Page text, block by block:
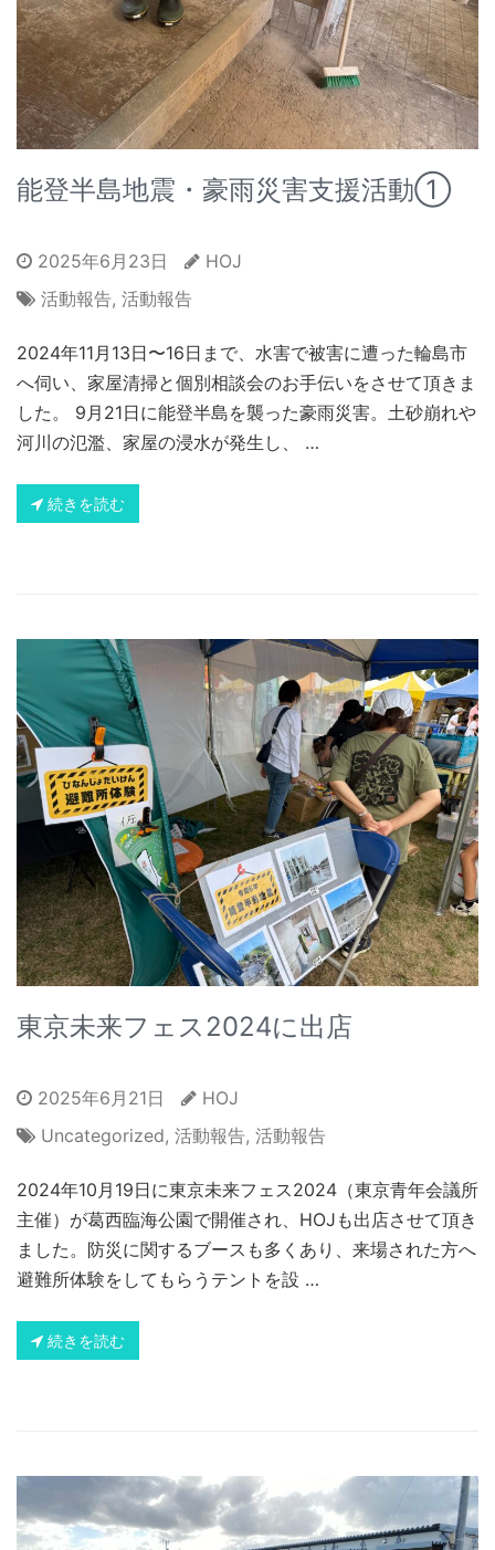
能登半島地震・豪雨災害支援活動①
2025年6月23日
HOJ
活動報告, 活動報告
2024年11月13日〜16日まで、水害で被害に遭った輪島市
へ伺い、家屋清掃と個別相談会のお手伝いをさせて頂きま
した。 9月21日に能登半島を襲った豪雨災害。土砂崩れや
河川の氾濫、家屋の浸水が発生し、 …
続きを読む
東京未来フェス2024に出店
2025年6月21日
HOJ
Uncategorized, 活動報告, 活動報告
2024年10月19日に東京未来フェス2024（東京青年会議所
主催）が葛西臨海公園で開催され、HOJも出店させて頂き
ました。防災に関するブースも多くあり、来場された方へ
避難所体験をしてもらうテントを設 …
続きを読む